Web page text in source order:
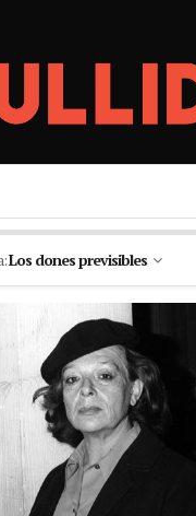
Los dones previsibles